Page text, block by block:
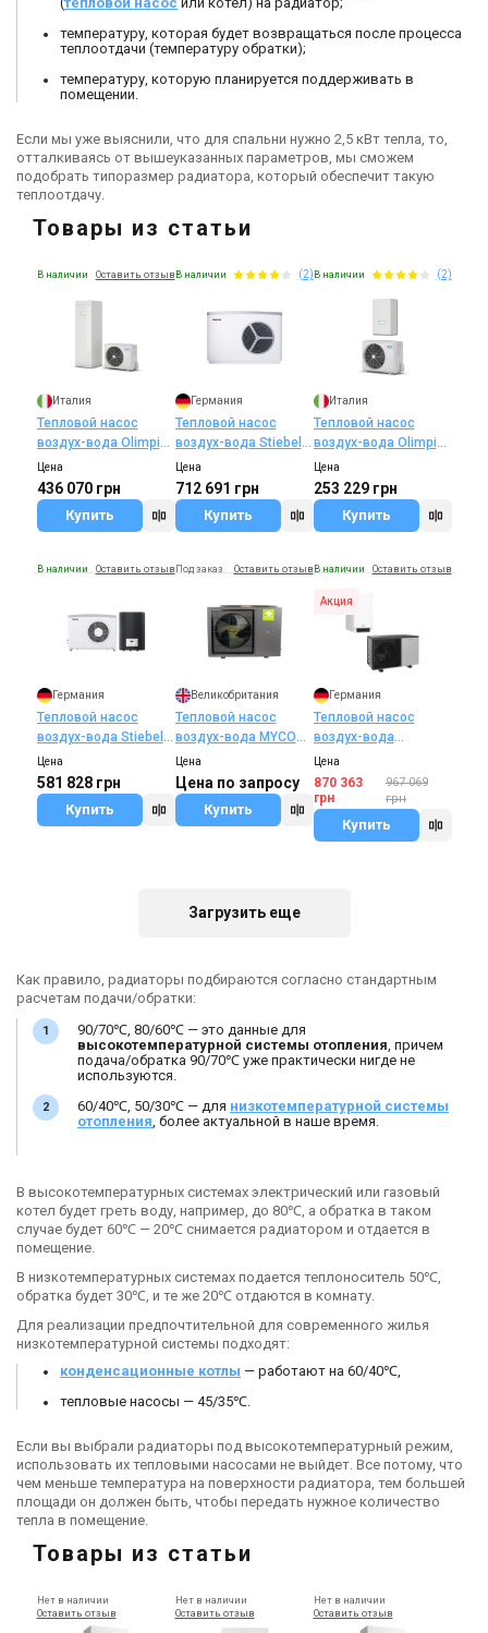
температуру, которая будет возвращаться после процесса
теплоотдачи (температуру обратки);
температуру, которую планируется поддерживать в
помещении.
Если мы уже выяснили, что для спальни нужно 2,5 кВт тепла, то,
отталкиваясь от вышеуказанных параметров, мы сможем
подобрать типоразмер радиатора, который обеспечит такую
теплоотдачу.
Товары из статьи
В наличии Оставить отзыв
Италия
Тепловой насос
воздух-вода Olimpia
Splendid Sherpa S3
Tower
Цена
436 070 грн
Купить
В наличии (2)
Германия
Тепловой насос
воздух-вода Stiebel
Eltron HPA-O 13
Premium
Цена
712 691 грн
Купить
В наличии (2)
Италия
Тепловой насос
воздух-вода Olimpia
Splendid Sherpa S3
Цена
253 229 грн
Купить
В наличии Оставить отзыв
Германия
Тепловой насос
воздух-вода Stiebel
Eltron HPA-O 8 CS
PLUS FLEX SET
Цена
581 828 грн
Купить
Под заказ Оставить отзыв
Великобритания
Тепловой насос
воздух-вода MYCOND
HEVI
Цена
Цена по запросу
Купить
В наличии Оставить отзыв
Акция
Германия
Тепловой насос
воздух-вода
Viessmann AWB 400V
201.D16
Цена
870 363
грн
967 069
грн
Купить
Германия
Тепловой насос
воздух-вода Vaillant
aroTHERM VWL 105/5
AS/IS 400V
Цена
461 800 грн
Купить
воздух-вода Olimpia
Splendid Sherpa S3
Aquadue
Цена
Купить
Загрузить еще
Как правило, радиаторы подбираются согласно стандартным
расчетам подачи/обратки:
90/70℃, 80/60℃ — это данные для
высокотемпературной системы отопления , причем
подача/обратка 90/70℃ уже практически нигде не
используются.
60/40℃, 50/30℃ — для низкотемпературной системы
отопления , более актуальной в наше время.
В высокотемпературных системах электрический или газовый
котел будет греть воду, например, до 80℃, а обратка в таком
случае будет 60℃ — 20℃ снимается радиатором и отдается в
помещение.
В низкотемпературных системах подается теплоноситель 50℃,
обратка будет 30℃, и те же 20℃ отдаются в комнату.
Для реализации предпочтительной для современного жилья
низкотемпературной системы подходят:
конденсационные котлы — работают на 60/40℃,
тепловые насосы — 45/35℃.
Если вы выбрали радиаторы под высокотемпературный режим,
использовать их тепловыми насосами не выйдет. Все потому, что
чем меньше температура на поверхности радиатора, тем большей
площади он должен быть, чтобы передать нужное количество
тепла в помещение.
Товары из статьи
Нет в наличии
Оставить отзыв
Нет в наличии
Оставить отзыв
Нет в наличии
Оставить отзыв